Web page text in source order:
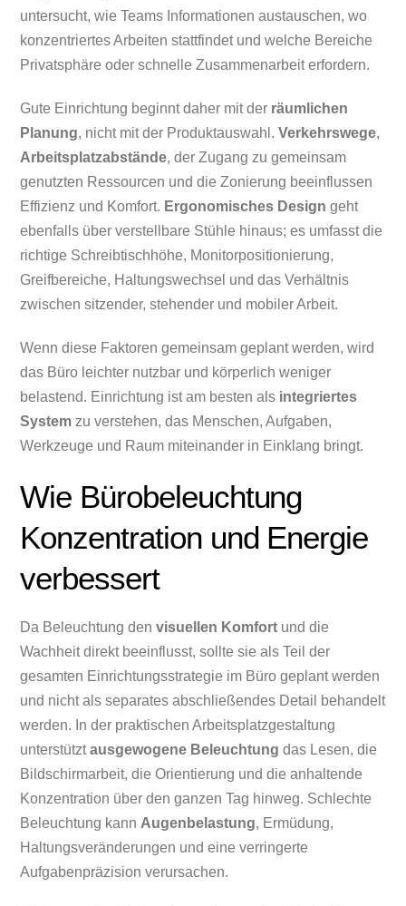
untersucht, wie Teams Informationen austauschen, wo
konzentriertes Arbeiten stattfindet und welche Bereiche
Privatsphäre oder schnelle Zusammenarbeit erfordern.
Gute Einrichtung beginnt daher mit der räumlichen
Planung, nicht mit der Produktauswahl.Verkehrswege,
Arbeitsplatzabstände, der Zugang zu gemeinsam
genutzten Ressourcen und die Zonierung beeinflussen
Effizienz und Komfort. Ergonomisches Design geht
ebenfalls über verstellbare Stühle hinaus; es umfasst die
richtige Schreibtischhöhe, Monitorpositionierung,
Greifbereiche, Haltungswechsel und das Verhältnis
zwischen sitzender, stehender und mobiler Arbeit.
Wenn diese Faktoren gemeinsam geplant werden, wird
das Büro leichter nutzbar und körperlich weniger
belastend. Einrichtung ist am besten als integriertes
System zu verstehen, das Menschen, Aufgaben,
Werkzeuge und Raum miteinander in Einklang bringt.
Wie Bürobeleuchtung
Konzentration und Energie
verbessert
Da Beleuchtung denvisuellen Komfort und die
Wachheit direkt beeinflusst, sollte sie als Teil der
gesamten Einrichtungsstrategie im Büro geplant werden
und nicht als separates abschließendes Detail behandelt
werden. In der praktischen Arbeitsplatzgestaltung
unterstütztausgewogene Beleuchtung das Lesen, die
Bildschirmarbeit, die Orientierung und die anhaltende
Konzentration über den ganzen Tag hinweg. Schlechte
Beleuchtung kann Augenbelastung, Ermüdung,
Haltungsveränderungen und eine verringerte
Aufgabenpräzision verursachen.